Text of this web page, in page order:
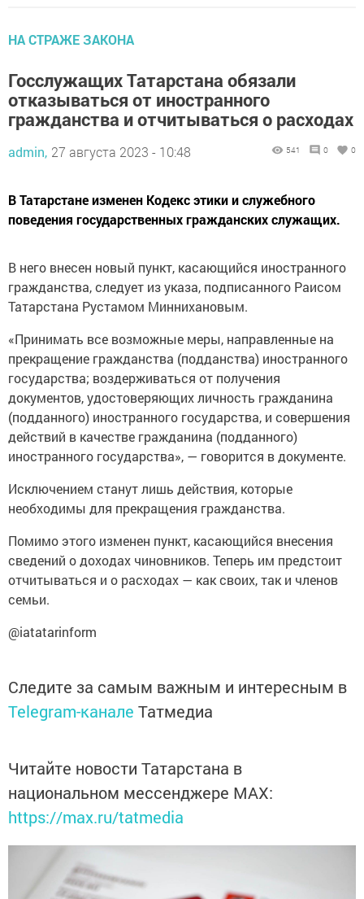
НА СТРАЖЕ ЗАКОНА
Госслужащих Татарстана обязали
отказываться от иностранного
гражданства и отчитываться о расходах
admin, 27 августа 2023 - 10:48 541 0 0
В Татарстане изменен Кодекс этики и служебного
поведения государственных гражданских служащих.
В него внесен новый пункт, касающийся иностранного
гражданства, следует из указа, подписанного Раисом
Татарстана Рустамом Миннихановым.
«Принимать все возможные меры, направленные на
прекращение гражданства (подданства) иностранного
государства; воздерживаться от получения
документов, удостоверяющих личность гражданина
(подданного) иностранного государства, и совершения
действий в качестве гражданина (подданного)
иностранного государства», — говорится в документе.
Исключением станут лишь действия, которые
необходимы для прекращения гражданства.
Помимо этого изменен пункт, касающийся внесения
сведений о доходах чиновников. Теперь им предстоит
отчитываться и о расходах — как своих, так и членов
семьи.
@iatatarinform
Следите за самым важным и интересным в
Telegram-канале Татмедиа
Читайте новости Татарстана в
национальном мессенджере MАХ:
https://max.ru/tatmedia